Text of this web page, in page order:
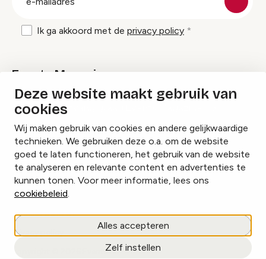
Deze website maakt gebruik van
cookies
Wij maken gebruik van cookies en andere gelijkwaardige
technieken. We gebruiken deze o.a. om de website
goed te laten functioneren, het gebruik van de website
te analyseren en relevante content en advertenties te
kunnen tonen. Voor meer informatie, lees ons
cookiebeleid.
Alles accepteren
Zelf instellen
Ik ga akkoord met de privacy policy
Events Magazine
Ik ontvang graag Events Magazine
InstagramFacebookLinkedIn
Cookies beheren
Privacy policy
copyright © 2026 Events.nl